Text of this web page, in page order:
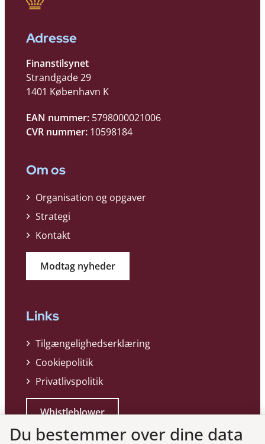
Adresse
Finanstilsynet
Strandgade 29
1401 København K
EAN nummer: 5798000021006
CVR nummer: 10598184
Om os
Organisation og opgaver
Strategi
Kontakt
Modtag nyheder
Links
Tilgængelighedserklæring
Cookiepolitik
Privatlivspolitik
Whistleblower
Du bestemmer over dine data